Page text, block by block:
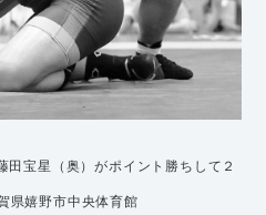
宝星（奥）がポイント勝ちして２
県嬉野市中央体育館